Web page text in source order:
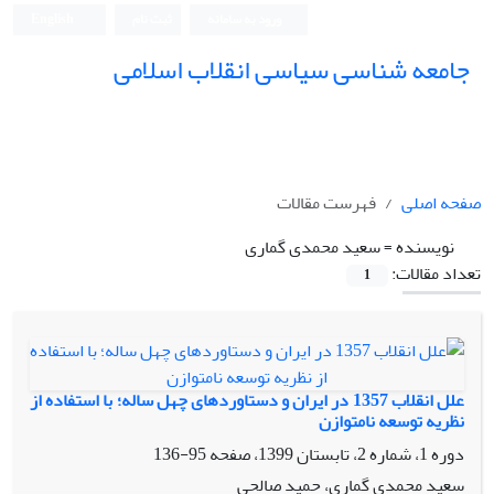
جامعه شناسی سیاسی انقلاب اسلامی
صفحه اصلی
فهرست مقالات
نویسنده =سعید محمدی گماری
تعداد مقالات:
1
علل انقلاب 1357 در ایران و دستاوردهای چهل ساله؛ با استفاده از
نظریه توسعه نامتوازن
دوره 1، شماره 2، تابستان 1399، صفحه
95-136
سعید محمدی گماری، حمید صالحی